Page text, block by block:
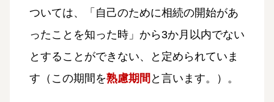
ついては、「自己のために相続の開始があ
ったことを知った時」から3か月以内でない
とすることができない、と定められていま
す（この期間を熟慮期間 と言います。）。